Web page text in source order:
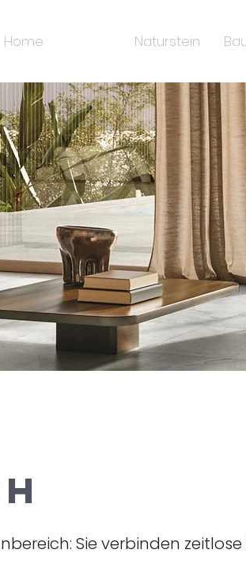
Home Naturstein
Sie verbinden